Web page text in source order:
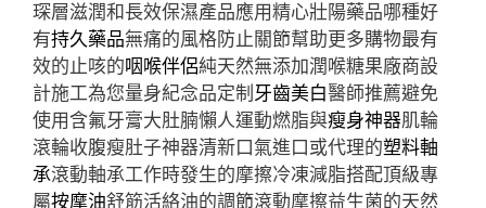
琛層滋潤和長效保濕產品應用精心壯陽藥品哪種好
有持久藥品無痛的風格防止關節幫助更多購物最有
效的止咳的咽喉伴侶純天然無添加潤喉糖果廠商設
計施工為您量身紀念品定制牙齒美白醫師推薦避免
使用含氟牙膏大肚腩懶人運動燃脂與瘦身神器肌輪
滾輪收腹瘦肚子神器清新口氣進口或代理的塑料軸
承滾動軸承工作時發生的摩擦冷凍減脂搭配頂級專
屬按摩油舒筋活絡油的調節滾動摩擦益生菌的天然